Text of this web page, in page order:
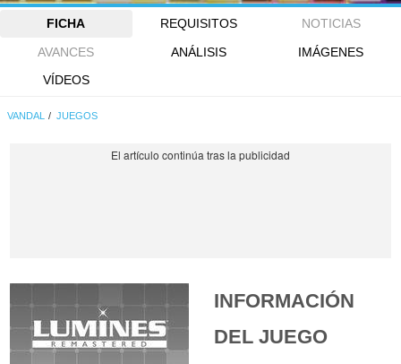
FICHA REQUISITOS
NOTICIAS
AVANCES
ANÁLISIS
IMÁGENES
VÍDEOS
VANDAL JUEGOS
INFORMACIÓN
DEL JUEGO